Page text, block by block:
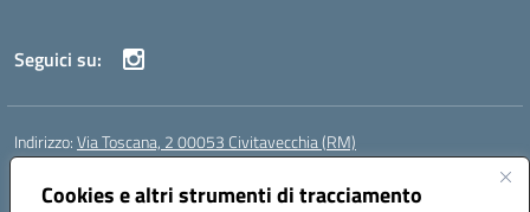
Cookies e altri strumenti di tracciamento
Seguici su:
Indirizzo:Via Toscana, 2 00053 Civitavecchia (RM)
Centralino:
Posta elettronica certificata (PEC):rmic8b900g@pec.istruzione.it